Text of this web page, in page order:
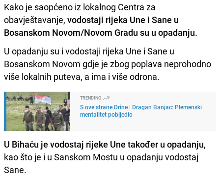
Kako je saopćeno iz lokalnog Centra za
obavještavanje, vodostaji rijeka Une i Sane u
Bosanskom Novom/Novom Gradu su u opadanju.
U opadanju su i vodostaji rijeka Une i Sane u
Bosanskom Novom gdje je zbog poplava neprohodno
više lokalnih puteva, a ima i više odrona.
TRENDING
S ove strane Drine | Dragan Banjac: Plemenski
mentalitet pobijedio
U Bihaću je vodostaj rijeke Une također u opadanju,
kao što je i u Sanskom Mostu u opadanju vodostaj
Sane.